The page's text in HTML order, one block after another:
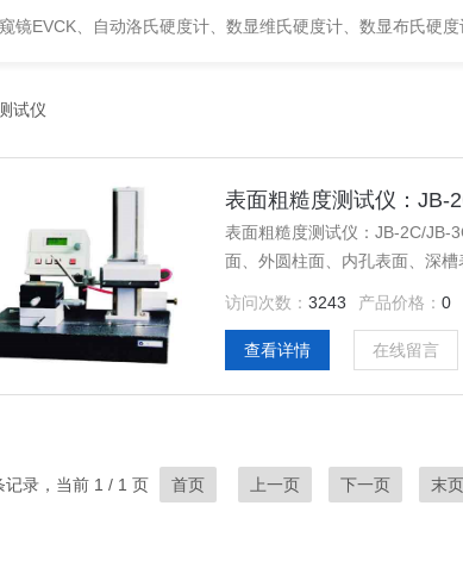
、透反射偏光显微镜XPF-550C、倒置生物显微镜XDS-800C、荧光显微镜DFM-66C、体视显微镜XTL-3400C、金相抛光机PG-2A、金相预磨机YM-2A、金相切割机QG-4A、金相镶嵌机XQ-1、自动金相磨抛机
试仪
表面粗糙度测试仪：JB-
表面粗糙度测试仪：JB-2C/JB-
面、外圆柱面、内孔表面、深
访问次数： 3243 产品价格： 0
查看详情 在线留言
记录，当前 1 / 1 页 首页 上一页 下一页 末页